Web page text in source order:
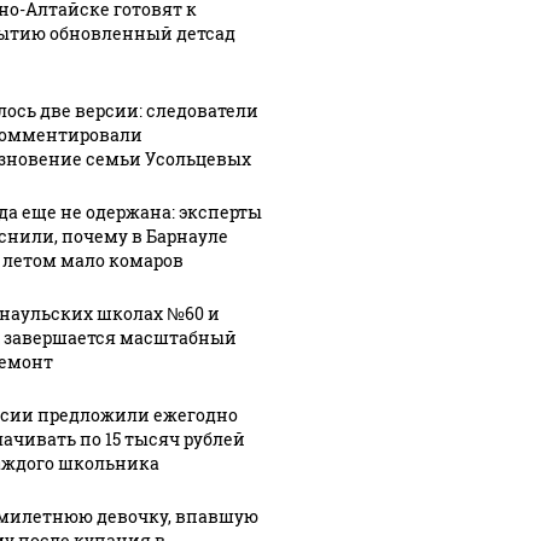
не
от
увезли":
шансы найти
Героя РФ
Асылханова
Алтайске готовят к
обновленный детсад
две версии: следователи
семьи Усольцевых
еще не одержана: эксперты
почему в Барнауле
мало комаров
школах №60 и
завершается масштабный
предложили ежегодно
по 15 тысяч рублей
школьника
девочку, впавшую